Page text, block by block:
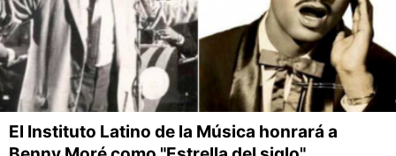
El Instituto Latino de la Música honrará a